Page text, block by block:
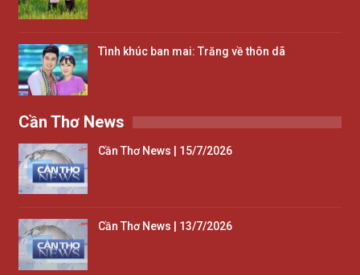
Tình khúc ban mai: Trăng về thôn dã
Cần Thơ News
Cần Thơ News | 15/7/2026
Cần Thơ News | 13/7/2026